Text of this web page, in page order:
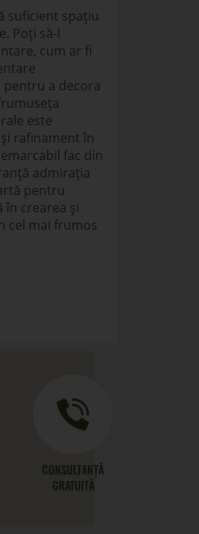
suficient spațiu
Poți să-l
cum ar fi
a decora
este
rafinament în
fac din
admirația
pentru
crearea și
cel mai frumos
CONSULTANȚĂ
GRATUITĂ